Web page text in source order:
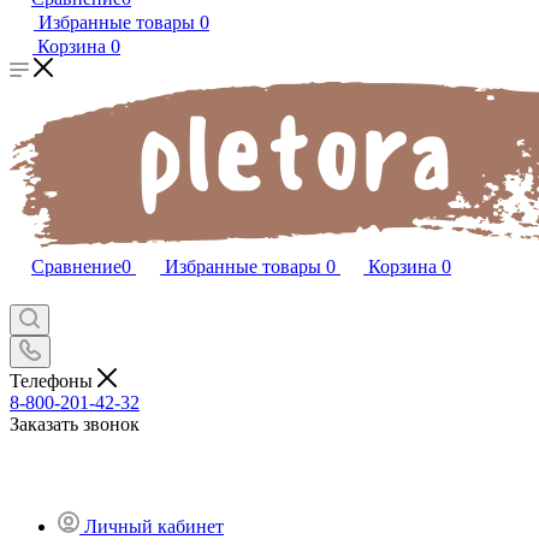
Избранные товары 0
Корзина 0
Сравнение0 Избранные товары 0 Корзина 0
Телефоны
8-800-201-42-32
Заказать звонок
Личный кабинет